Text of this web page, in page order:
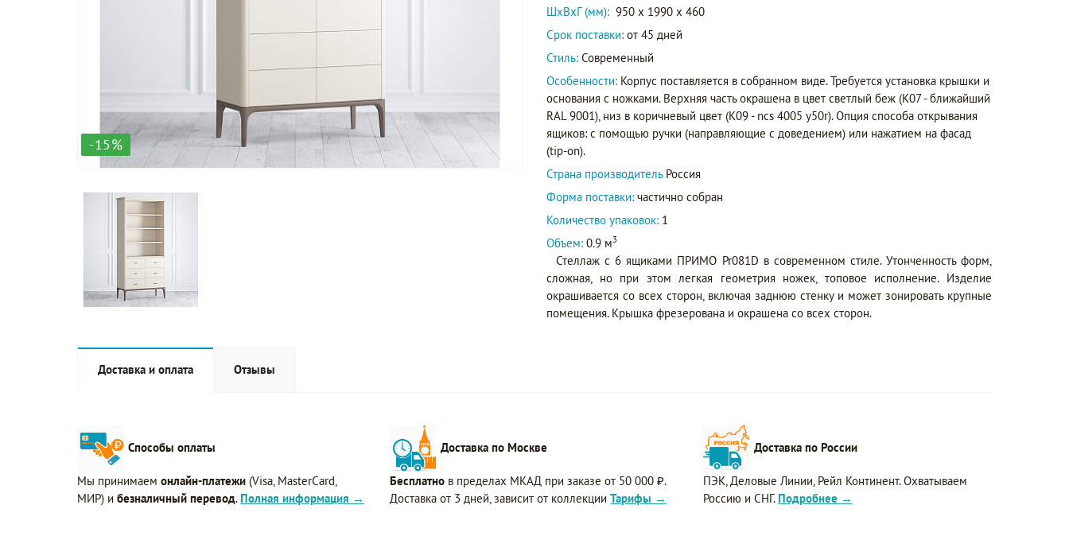
-15%
ШxВxГ (мм): 950 x 1990 x 460
Срок поставки: от 45 дней
Стиль: Современный
Особенности: Корпус поставляется в собранном виде. Требуется установка крышки и
основания с ножками. Верхняя часть окрашена в цвет светлый беж (K07 - ближайший
RAL 9001), низ в коричневый цвет (K09 - ncs 4005 y50r). Опция способа открывания
ящиков: с помощью ручки (направляющие с доведением) или нажатием на фасад
(tip-on).
Страна производитель Россия
Форма поставки: частично собран
Количество упаковок: 1
Объем: 0.9 м3
Стеллаж с 6 ящиками ПРИМО Pr081D в современном стиле. Утонченность форм,
сложная, но при этом легкая геометрия ножек, топовое исполнение. Изделие
окрашивается со всех сторон, включая заднюю стенку и может зонировать крупные
помещения. Крышка фрезерована и окрашена со всех сторон.
Доставка и оплата Отзывы
Способы оплаты
Мы принимаем онлайн-платежи (Visa, MasterCard,
МИР) и безналичный перевод. Полная информация →
Доставка по Москве
Бесплатно в пределах МКАД при заказе от 50 000 ₽.
Доставка от 3 дней, зависит от коллекцииТарифы →
Доставка по России
ПЭК, Деловые Линии, Рейл Континент. Охватываем
Россию и СНГ. Подробнее →